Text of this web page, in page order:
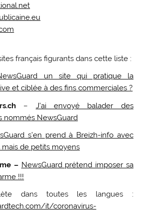
français figurants dans cette liste :
un site qui pratique la
et ciblée à des fins commerciales ?
– J’ai envoyé balader des
nommés NewsGuard
s’en prend à Breizh-info avec
de petits moyens
– NewsGuard prétend imposer sa
!!!
dans toutes les langues :
it/coronavirus-